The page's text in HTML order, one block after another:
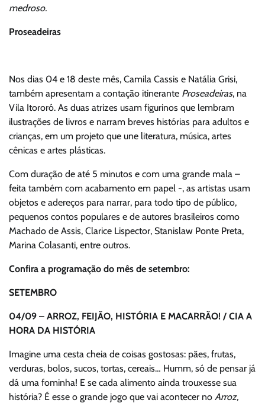
medroso.
Proseadeiras
Nos dias 04 e 18 deste mês, Camila Cassis e Natália Grisi,
também apresentam a contação itinerante Proseadeiras, na
Vila Itororó. As duas atrizes usam figurinos que lembram
ilustrações de livros e narram breves histórias para adultos e
crianças, em um projeto que une literatura, música, artes
cênicas e artes plásticas.
Com duração de até 5 minutos e com uma grande mala –
feita também com acabamento em papel -, as artistas usam
objetos e adereços para narrar, para todo tipo de público,
pequenos contos populares e de autores brasileiros como
Machado de Assis, Clarice Lispector, Stanislaw Ponte Preta,
Marina Colasanti, entre outros.
Confira a programação do mês de setembro:
SETEMBRO
04/09 – ARROZ, FEIJÃO, HISTÓRIA E MACARRÃO! / CIA A
HORA DA HISTÓRIA
Imagine uma cesta cheia de coisas gostosas: pães, frutas,
verduras, bolos, sucos, tortas, cereais… Humm, só de pensar já
dá uma fominha! E se cada alimento ainda trouxesse sua
história? É esse o grande jogo que vai acontecer no Arroz,